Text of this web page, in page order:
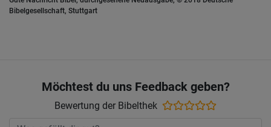
Bibelgesellschaft, Stuttgart
Möchtest du uns Feedback geben?
Bewertung der Bibelthek